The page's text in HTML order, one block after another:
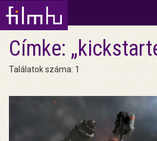
Címke:
Találatok száma: 1